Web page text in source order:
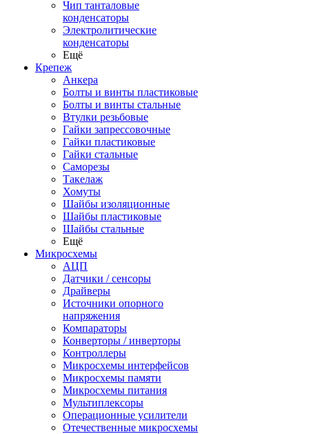
Чип танталовые
конденсаторы
Электролитические
конденсаторы
Ещё
Крепеж
Анкера
Болты и винты пластиковые
Болты и винты стальные
Втулки резьбовые
Гайки запрессовочные
Гайки пластиковые
Гайки стальные
Саморезы
Такелаж
Хомуты
Шайбы изоляционные
Шайбы пластиковые
Шайбы стальные
Ещё
Микросхемы
АЦП
Датчики / сенсоры
Драйверы
Источники опорного
напряжения
Компараторы
Конверторы / инверторы
Контроллеры
Микросхемы интерфейсов
Микросхемы памяти
Микросхемы питания
Мультиплексоры
Операционные усилители
Отечественные микросхемы